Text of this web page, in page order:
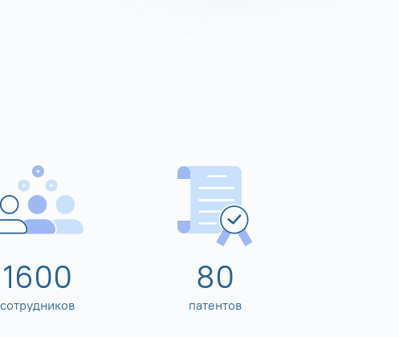
1600
сотрудников
80
патентов